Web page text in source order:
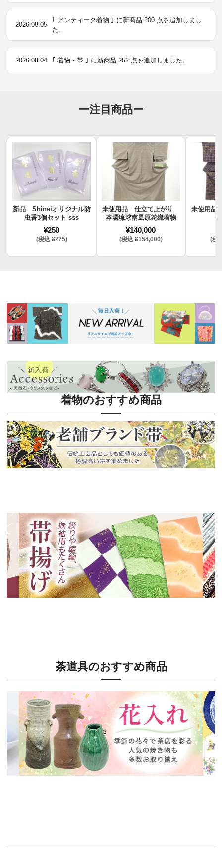
2026.08.05
｢ アンティーク着物 ｣ に新商品 200 点を追加しまし
た。
2026.08.04 ｢ 着物・帯 ｣ に新商品 252 点を追加しました。
ー注目商品ー
新品 Shineiオリジナル防
虫香3個セット sss
¥250
(税込 ¥275)
未使用品 仕立て上がり
本場琉球南風原花織着物
¥140,000
(税込 ¥154,000)
未使用品
(税
着物のおすすめ商品
茶道具のおすすめ商品